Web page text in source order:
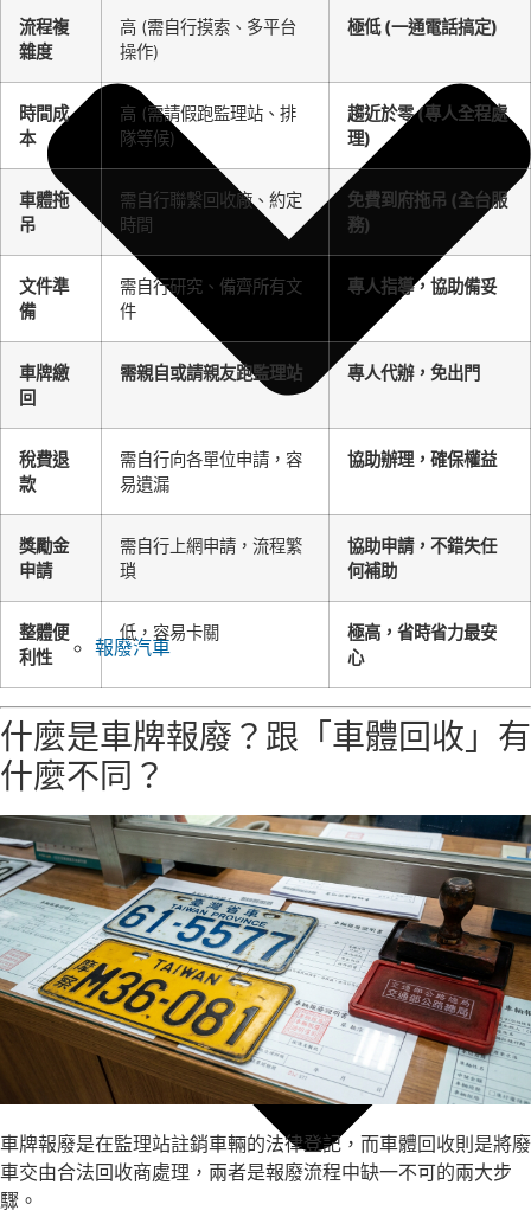
報廢汽車
流程複
雜度
高 (需自行摸索、多平台
操作)
極低 (一通電話搞定)
時間成
本
高 (需請假跑監理站、排
隊等候)
趨近於零 (專人全程處
理)
車體拖
吊
需自行聯繫回收廠、約定
時間
免費到府拖吊 (全台服
務)
文件準
備
需自行研究、備齊所有文
件
專人指導，協助備妥
車牌繳
回
需親自或請親友跑監理站 專人代辦，免出門
稅費退
款
需自行向各單位申請，容
易遺漏
協助辦理，確保權益
獎勵金
申請
需自行上網申請，流程繁
瑣
協助申請，不錯失任
何補助
整體便
利性
低，容易卡關
極高，省時省力最安
心
什麼是車牌報廢？跟「車體回收」有
什麼不同？
車牌報廢是在監理站註銷車輛的法律登記，而車體回收則是將廢
車交由合法回收商處理，兩者是報廢流程中缺一不可的兩大步
驟。